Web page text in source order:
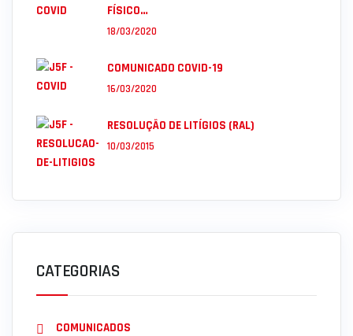
FÍSICO…
18/03/2020
COMUNICADO COVID-19
16/03/2020
RESOLUÇÃO DE LITÍGIOS (RAL)
10/03/2015
CATEGORIAS
COMUNICADOS